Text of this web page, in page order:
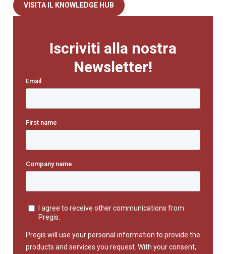
VISITA IL KNOWLEDGE HUB
Iscriviti alla nostra
Newsletter!